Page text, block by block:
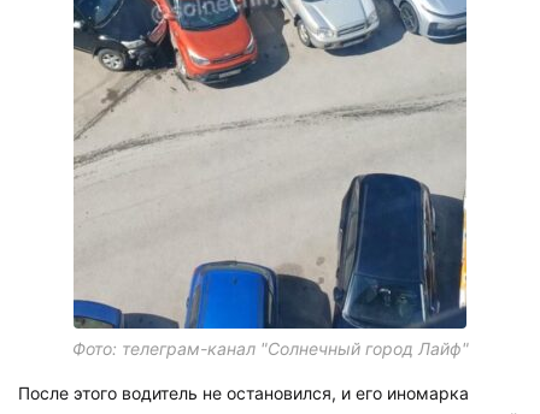
Фото: телеграм-канал "Солнечный город Лайф"
После этого водитель не остановился, и его иномарка